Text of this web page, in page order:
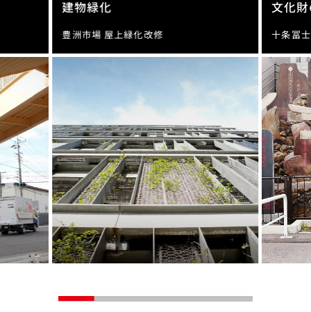
建物緑化
豊洲市場 屋上緑化改修
文化
十条冨